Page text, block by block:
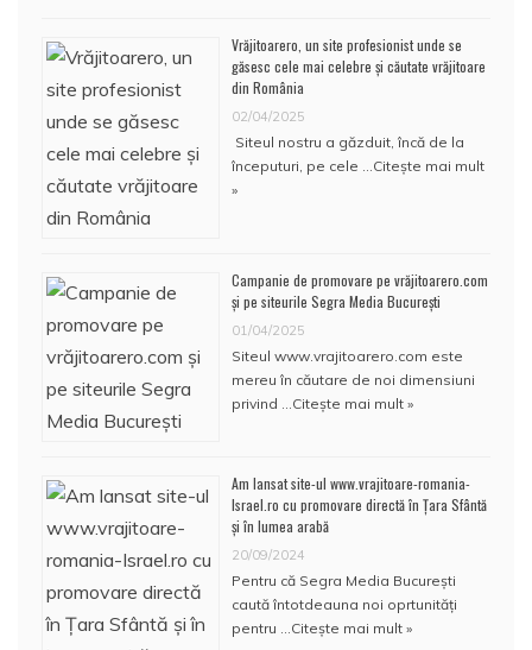
Vrăjitoarero, un site profesionist unde se
găsesc cele mai celebre și căutate vrăjitoare
din România
02/04/2025
Siteul nostru a găzduit, încă de la
începuturi, pe cele … Citește mai mult
»
Campanie de promovare pe vrăjitoarero.com
și pe siteurile Segra Media București
01/04/2025
Siteul www.vrajitoarero.com este
mereu în căutare de noi dimensiuni
privind … Citește mai mult »
Am lansat site-ul www.vrajitoare-romania-
Israel.ro cu promovare directă în Țara Sfântă
și în lumea arabă
20/09/2024
Pentru că Segra Media București
caută întotdeauna noi oprtunități
pentru … Citește mai mult »